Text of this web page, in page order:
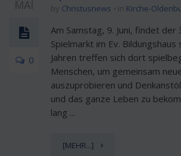
MAI
0
by Christusnews in Kirche-
Am Samstag, 9. Juni, findet der
Spielmarkt im Ev.
Jahren treffen sich dort
Menschen, um gemeinsam
auszuprobieren und
und das ganze Leben zu
lang ...
[MEHR...]